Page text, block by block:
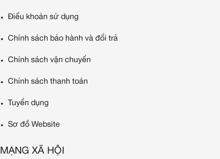
Điều khoản sử dụng
Chính sách bảo hành và đổi trả
Chính sách vận chuyển
Chính sách thanh toán
Tuyển dụng
Sơ đồ Website
MẠNG XÃ HỘI